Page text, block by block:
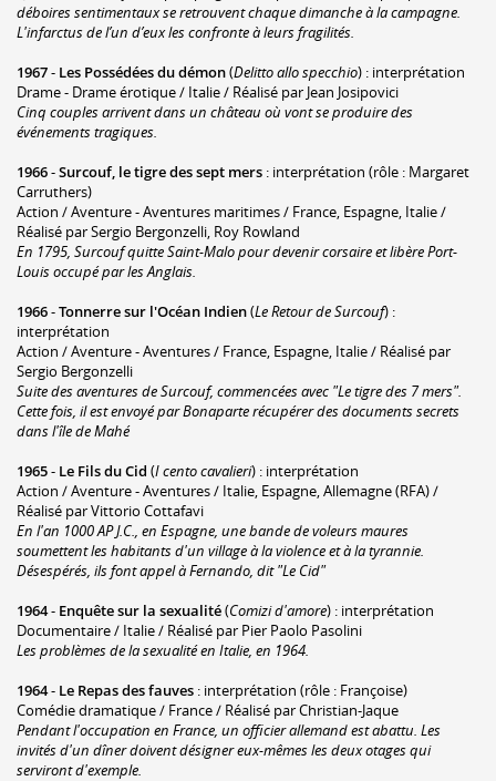
déboires sentimentaux se retrouvent chaque dimanche à la campagne.
L'infarctus de l’un d’eux les confronte à leurs fragilités.
1967- Les Possédées du démon(Delitto allo specchio) : interprétation
Drame - Drame érotique / Italie / Réalisé par Jean Josipovici
Cinq couples arrivent dans un château où vont se produire des
événements tragiques.
1966-Surcouf, le tigre des sept mers : interprétation (rôle : Margaret
Carruthers)
Action / Aventure - Aventures maritimes / France, Espagne, Italie /
Réalisé par Sergio Bergonzelli, Roy Rowland
En 1795, Surcouf quitte Saint-Malo pour devenir corsaire et libère Port-
Louis occupé par les Anglais.
1966-Tonnerre sur l'Océan Indien(Le Retour de Surcouf) :
interprétation
Action / Aventure - Aventures / France, Espagne, Italie / Réalisé par
Sergio Bergonzelli
Suite des aventures de Surcouf, commencées avec "Le tigre des 7 mers".
Cette fois, il est envoyé par Bonaparte récupérer des documents secrets
dans l'île de Mahé
1965- Le Fils du Cid (I cento cavalieri) : interprétation
Action / Aventure - Aventures / Italie, Espagne, Allemagne (RFA) /
Réalisé par Vittorio Cottafavi
En l'an 1000 AP J.C., en Espagne, une bande de voleurs maures
soumettent les habitants d'un village à la violence et à la tyrannie.
Désespérés, ils font appel à Fernando, dit "Le Cid"
1964- Enquête sur la sexualité(Comizi d'amore) : interprétation
Documentaire / Italie / Réalisé par Pier Paolo Pasolini
Les problèmes de la sexualité en Italie, en 1964.
1964- Le Repas des fauves : interprétation (rôle : Françoise)
Comédie dramatique / France / Réalisé par Christian-Jaque
Pendant l'occupation en France, un officier allemand est abattu. Les
invités d'un dîner doivent désigner eux-mêmes les deux otages qui
serviront d'exemple.